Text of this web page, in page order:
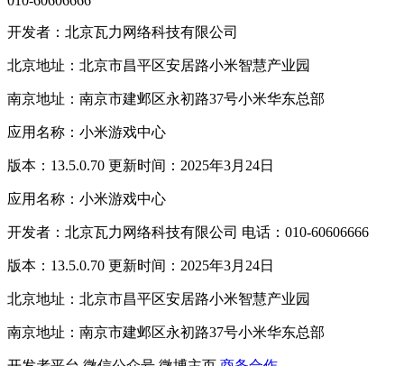
开发者：北京瓦力网络科技有限公司
北京地址：北京市昌平区安居路小米智慧产业园
南京地址：南京市建邺区永初路37号小米华东总部
应用名称：小米游戏中心
版本：13.5.0.70 更新时间：2025年3月24日
应用名称：小米游戏中心
开发者：北京瓦力网络科技有限公司 电话：010-60606666
版本：13.5.0.70 更新时间：2025年3月24日
北京地址：北京市昌平区安居路小米智慧产业园
南京地址：南京市建邺区永初路37号小米华东总部